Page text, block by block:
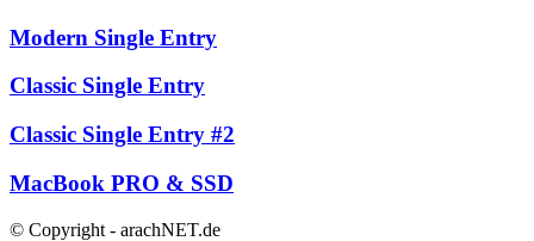
Modern Single Entry
Classic Single Entry
Classic Single Entry #2
MacBook PRO & SSD
© Copyright - arachNET.de